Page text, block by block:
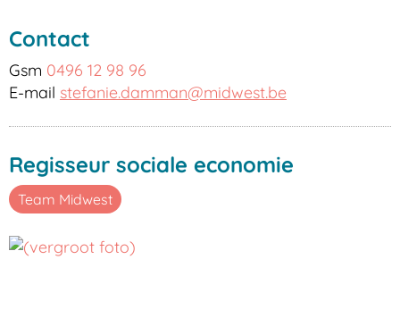
Contact
Gsm 0496 12 98 96
E-
stefanie.damman@midwest.be
Functies
Regisseur sociale economie
Team Midwest